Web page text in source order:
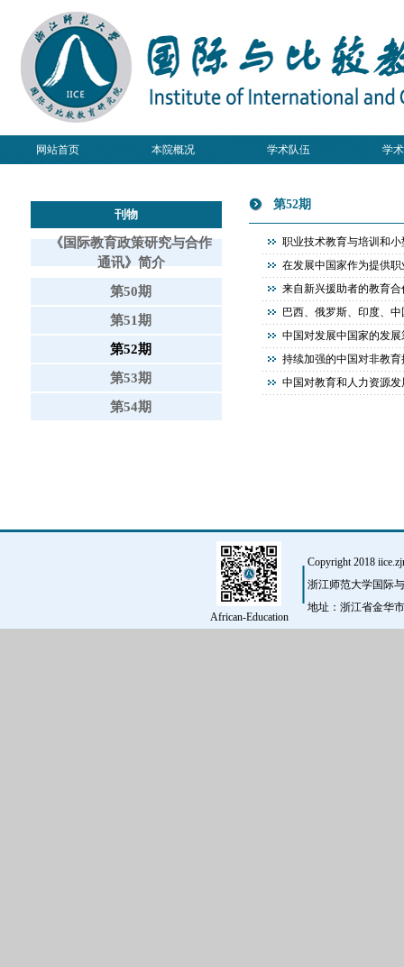
网站首页 本院概况 学术队伍 学
刊物
《国际教育政策研究与合作
通讯》简介
第50期
第51期
第52期
第53期
第54期
第52期
职业技术教育与培训和
在发展中国家作为提供
来自新兴援助者的教育
巴西、俄罗斯、印度、
中国对发展中国家的发展
持续加强的中国对非教育
中国对教育和人力资源
African-Education
Copyright 2018
浙江师范大学国际
地址：浙江省金华